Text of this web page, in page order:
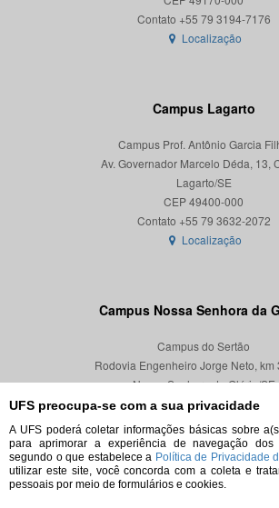
UFS preocupa-se com a sua privacidade
A UFS poderá coletar informações básicas sobre
para aprimorar a experiência de navegação dos
segundo o que estabelece a Política de Privacidade
utilizar este site, você concorda com a coleta e
pessoais por meio de formulários e cookies.
Localização
Campus Lagarto
Campus Prof. Antônio Garcia
Av. Governador Marcelo Déda, 13,
Lagarto/SE
CEP 49400-000
Localização
Campus Nossa Senhora da
Campus do Sertão
Rodovia Engenheiro Jorge Neto, km
Nossa Senhora da Glória/SE
CEP 49680-000
Localização